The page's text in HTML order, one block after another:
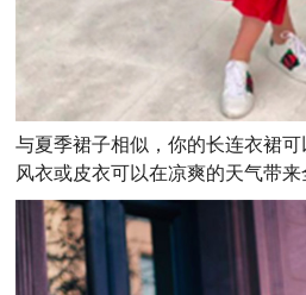
与夏季裙子相似，你的长连衣裙
风衣或皮衣可以在凉爽的天气带来